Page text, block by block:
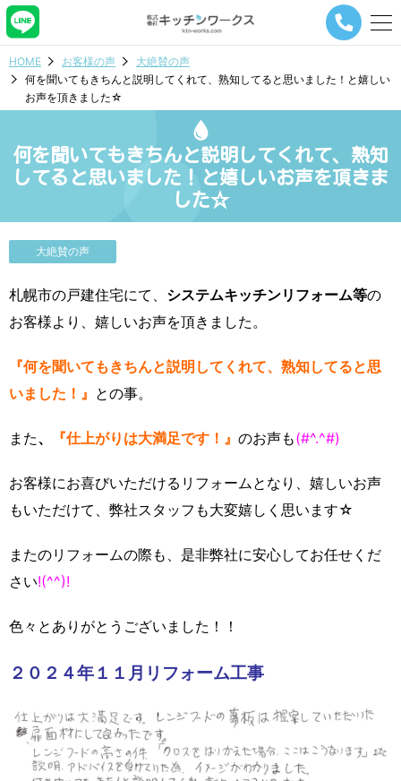
メ
ー
ビ
シ
ョ
タ
HOME お客様の声
大絶賛の声
何を聞いてもきちんと説明してくれて、熟知してると思いました！と嬉しい
お声を頂きました☆
何を聞いてもきちんと説明してくれて、熟知
してると思いました！と嬉しいお声を頂きま
した☆
大絶賛の声
札幌市の戸建住宅にて、 システムキッチンリフォーム等の
お客様より、嬉しいお声を頂きました。
『何を聞いてもきちんと説明してくれて、熟知してると思
いました！』 との事。
また、 『仕上がりは大満足です！』 のお声も(#^.^#)
お客様にお喜びいただけるリフォームとなり、嬉しいお声
もいただけて、弊社スタッフも大変嬉しく思います☆
またのリフォームの際も、是非弊社に安心してお任せくだ
さい!(^^)!
色々とありがとうございました！！
２０２４年１１月リフォーム工事